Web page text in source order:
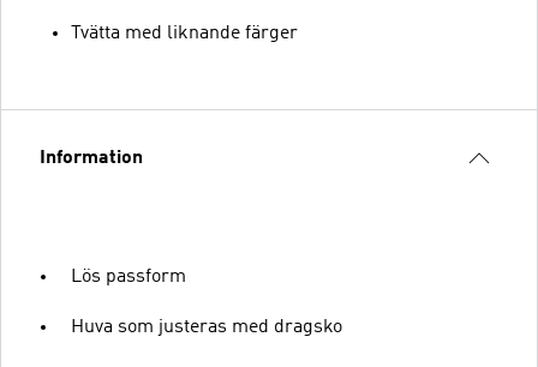
Tvätta med liknande färger
Information
Lös passform
Huva som justeras med dragsko